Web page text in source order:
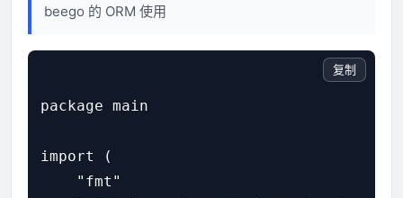
beego 的 ORM 使用
package main
import (
    "fmt"
复制